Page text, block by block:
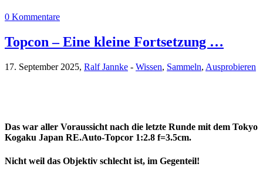
0 Kommentare
Topcon – Eine kleine Fortsetzung …
17. September 2025, Ralf Jannke - Wissen, Sammeln, Ausprobieren
Das war aller Voraussicht nach die letzte Runde mit dem Tokyo
Kogaku Japan RE.Auto-Topcor 1:2.8 f=3.5cm.
Nicht weil das Objektiv schlecht ist, im Gegenteil!